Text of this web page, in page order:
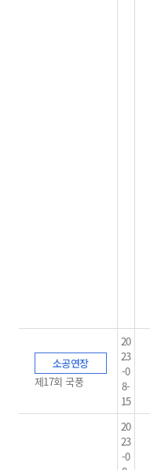
소공연장
제17회 국풍
20
23
-0
8-
15
20
23
-0